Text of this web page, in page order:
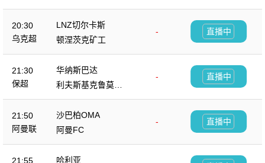
20:30
乌克超
LNZ切尔卡斯
-
顿涅茨克矿工
直播中
21:30
保超
华纳斯巴达
-
利夫斯基克鲁莫夫
格勒
直播中
21:50
阿曼联
沙巴柏OMA
-
阿曼FC
直播中
21:55
哈利亚